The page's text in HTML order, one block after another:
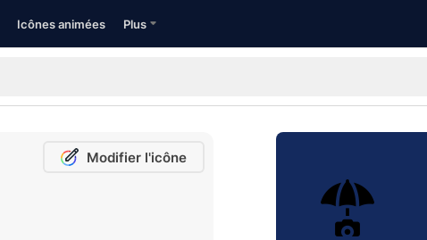
Icônes animées Plus
Modifier l'icône